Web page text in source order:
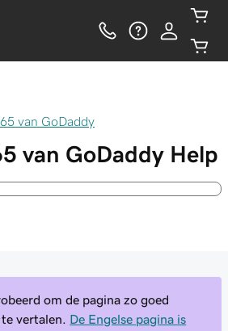
van GoDaddy
van GoDaddy Help
om de pagina zo goed
vertalen.
De Engelse pagina is